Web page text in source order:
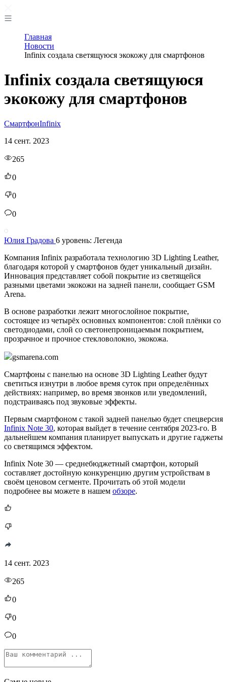
Главная
Новости
Infinix создала светящуюся экокожу для смартфонов
Infinix создала светящуюся
экокожу для смартфонов
СмартфонInfinix
14 сент. 2023
265
0
0
0
Юлия Градова 6 уровень: Легенда
Компания Infinix разработала технологию 3D Lighting Leather,
благодаря которой у смартфонов будет уникальный дизайн.
Инновация представляет собой покрытие из светящейся
разными цветами экокожи на задней панели, сообщает GSM
Arena.
В основе разработки лежит многослойное покрытие,
состоящее из четырёх основных компонентов: слой плёнки со
светодиодами, слой со светонепроницаемым покрытием,
прозрачное и прочное стекловолокно, экокожа.
gsmarena.com
Смартфоны с панелью на основе 3D Lighting Leather будут
светиться изнутри в любое время суток при определённых
действиях: например, во время звонков или уведомлений,
подстраиваясь под звуковые эффекты.
Первым смартфоном с такой задней панелью будет спецверсия
Infinix Note 30, которая выйдет в течение сентября 2023-го. В
дальнейшем компания планирует выпускать и другие гаджеты
со светящимся эффектом.
Infinix Note 30 — среднебюджетный смартфон, который
составляет достойную конкуренцию другим устройствам в
своём ценовом сегменте. Прочитать об этой модели
подробнее вы можете в нашем обзоре.
14 сент. 2023
265
0
0
0